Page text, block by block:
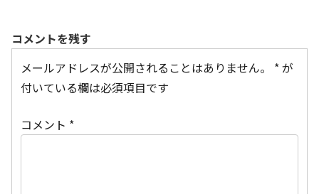
コメントを残す
メールアドレスが公開されることはありません。
*が
付いている欄は必須項目です
コメント *